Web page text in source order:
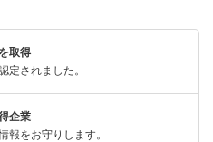
取得
定されました。
企業
報をお守りします。